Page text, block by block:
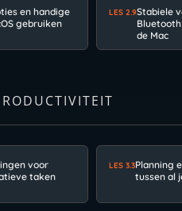
en handige
gebruiken
LES 2.9Stabiele
de Mac
voor
taken
LES 3.3Planning
tussen al